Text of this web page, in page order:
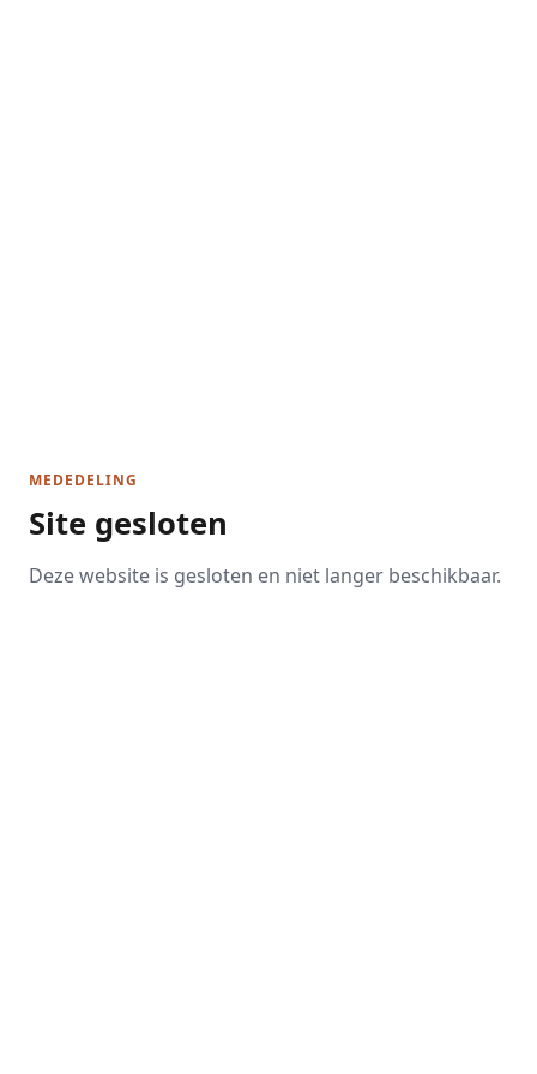
MEDEDELING
Site gesloten
Deze website is gesloten en niet langer beschikbaar.